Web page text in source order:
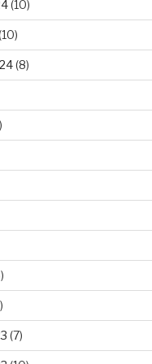
(10)
(8)
(7)